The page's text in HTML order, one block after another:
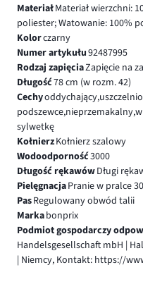
MateriałMateriał wierzchni:
poliester; Watowanie: 100%
Kolorczarny
Numer artykułu92487995
Rodzaj zapięciaZapięcie na
Długość78 cm (w rozm. 42)
Cechy
sylwetkę
KołnierzKołnierz szalowy
Wodoodporność3000
Długość rękawówDługi
PielęgnacjaPranie w pralce
PasRegulowany obwód talii
Markabonprix
Podmiot gospodarczy
Handelsgesellschaft mbH |
| Niemcy, Kontakt: https://